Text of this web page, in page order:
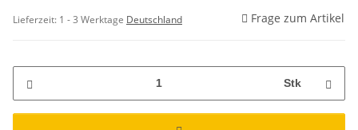
Lieferzeit: 1 - 3 Werktage Deutschland Frage zum Artikel
Stk